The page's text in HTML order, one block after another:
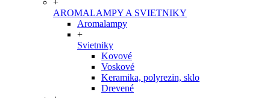
+
AROMALAMPY A SVIETNIKY
Aromalampy
+
Svietniky
Kovové
Voskové
Keramika, polyrezin, sklo
Drevené